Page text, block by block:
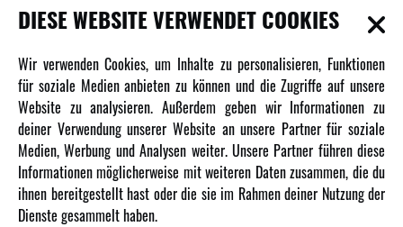
INFORMATIONEN
Newsletter
Über uns
Karriere
Amewi Kataloge
DIESE WEBSITE VERWENDET COOKIES
Wir verwenden Cookies, um Inhalte zu personalisieren, Funktionen
für soziale Medien anbieten zu können und die Zugriffe auf unsere
Website zu analysieren. Außerdem geben wir Informationen zu
deiner Verwendung unserer Website an unsere Partner für soziale
Medien, Werbung und Analysen weiter. Unsere Partner führen diese
Informationen möglicherweise mit weiteren Daten zusammen, die du
ihnen bereitgestellt hast oder die sie im Rahmen deiner Nutzung der
Dienste gesammelt haben.